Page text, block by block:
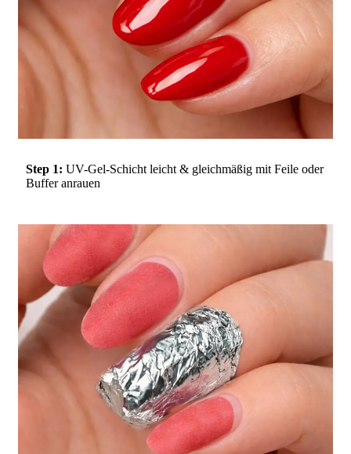
Step 1: UV-Gel-Schicht leicht & gleichmäßig mit Feile oder
Buffer anrauen